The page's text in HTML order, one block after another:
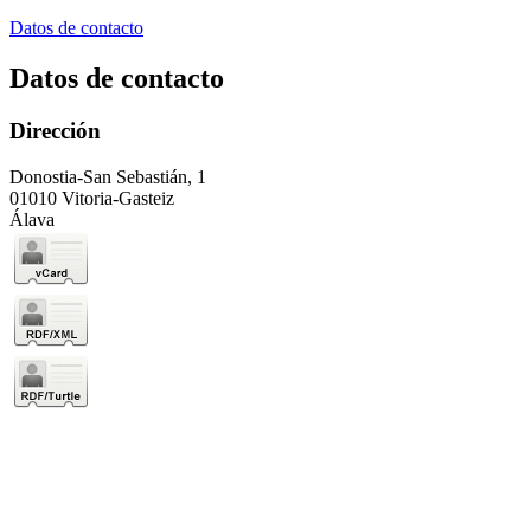
Datos de contacto
Datos de contacto
Dirección
Donostia-San Sebastián, 1
01010 Vitoria-Gasteiz
Álava